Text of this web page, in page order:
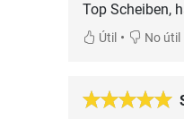
Top Scheiben,
Útil• No útil